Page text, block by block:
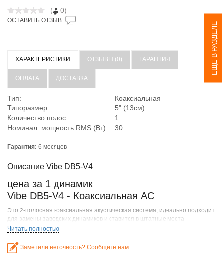
ЕЩЕ В РАЗДЕЛЕ
( 0)
ОСТАВИТЬ ОТЗЫВ
ХАРАКТЕРИСТИКИ ОТЗЫВЫ (0) ГАРАНТИЯ
ОПЛАТА ДОСТАВКА
Тип:
Коаксиальная
Типоразмер:
5" (13см)
Количество полос:
1
Номинал. мощность RMS (Вт):
30
Гарантия: 6 месяцев
Описание Vibe DB5-V4
цена за 1 динамик
Vibe DB5-V4 - Коаксиальная АС
Это 2-полосная коаксиальная акустическая система, идеально подходит
для замены заводских динамиков и ставится в штатные места
автомобиля, с отличным качеством звука. Низкочастотный динамик в
обеспечивают полнодиапазонное звучание автомобильной системы,
которое остается чистым и не искажается даже на большом уровне
Читать полностью
Заметили неточность? Сообщите нам.